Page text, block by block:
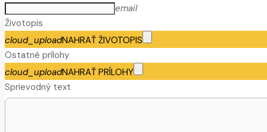
email
Životopis
cloud_uploadNAHRAŤ ŽIVOTOPIS
Ostatné prílohy
cloud_uploadNAHRAŤ PRÍLOHY
Sprievodný text